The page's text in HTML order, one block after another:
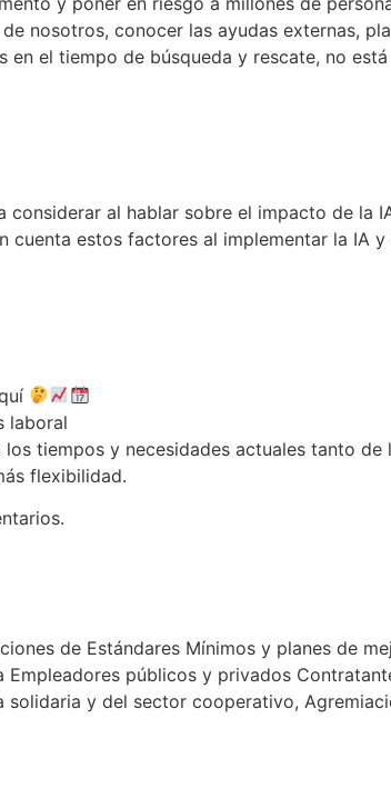
nosotros, conocer las ayudas externas,
el tiempo de búsqueda y rescate, no
al hablar sobre el impacto de la
cuenta estos factores al implementar la IA
laboral
tiempos y necesidades actuales tanto
flexibilidad.
de Estándares Mínimos y planes de
públicos y privados
y del sector cooperativo,